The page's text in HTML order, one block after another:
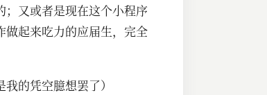
又或者是现在这个小程序
做起来吃力的应届生，完全
的凭空臆想罢了）